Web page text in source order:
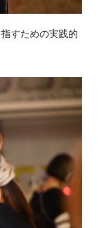
すための実践的